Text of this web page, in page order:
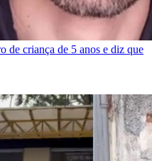
de criança de 5 anos e diz que